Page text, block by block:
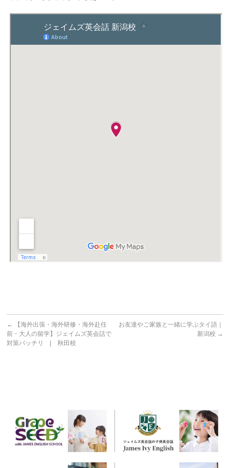
←
【海外出張・海外研修・海外赴任
前・大人の留学】ジェイムズ英会話で
対策バッチリ | 秋田校
お友達やご家族と一緒に学ぶタイ語｜
新潟校 →